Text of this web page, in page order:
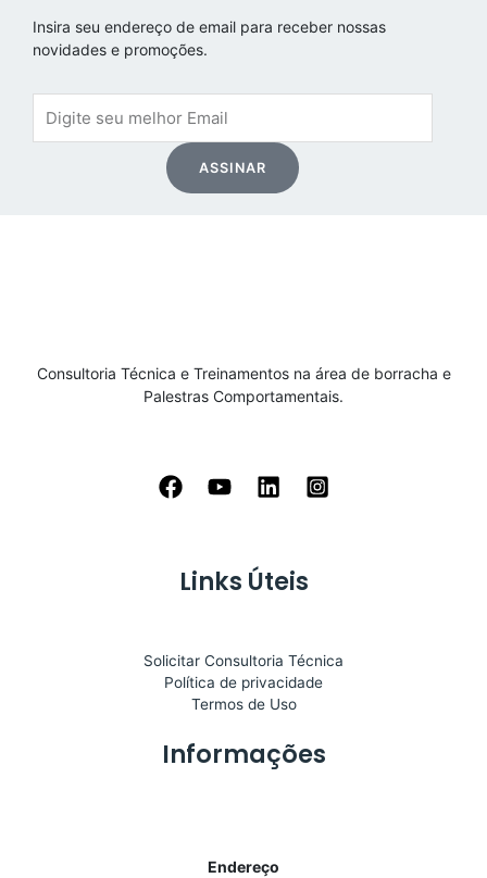
Insira seu endereço de email para receber nossas
novidades e promoções.
ASSINAR
Consultoria Técnica e Treinamentos na área de borracha e
Palestras Comportamentais.
Links Úteis
Solicitar Consultoria Técnica
Política de privacidade
Termos de Uso
Informações
Endereço